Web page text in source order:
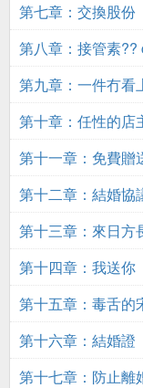
第七章：交換股份
第八章：接管素??
第九章：一件冇看
第十章：任性的店
第十一章：免費贈
第十二章：結婚協
第十三章：來日方
第十四章：我送你
第十五章：毒舌的
第十六章：結婚證
第十七章：防止離